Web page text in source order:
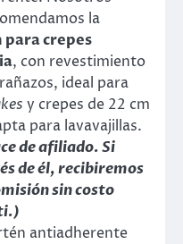
la
crepes
, con revestimiento
ideal para
y crepes de 22 cm
para lavavajillas.
de afiliado. Si
de él, recibiremos
sin costo
antiadherente